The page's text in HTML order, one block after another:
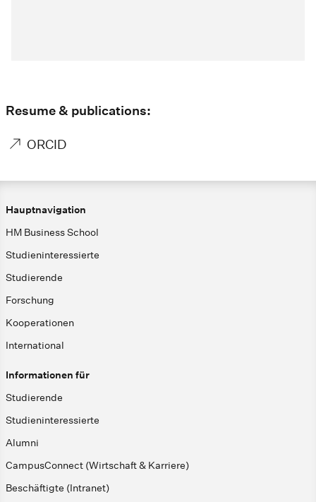
Resume & publications:
ORCID
Hauptnavigation
HM Business School
Studieninteressierte
Studierende
Forschung
Kooperationen
International
Informationen für
Studierende
Studieninteressierte
Alumni
CampusConnect (Wirtschaft & Karriere)
Beschäftigte (Intranet)